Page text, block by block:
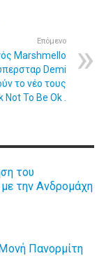
Επόμενο
Marshmello
Demi
το νέο τους
Not To Be Ok .
του
την Ανδρομάχη
Πανορμίτη